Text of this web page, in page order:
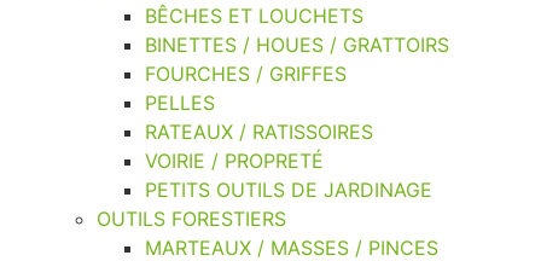
BÊCHES ET LOUCHETS
BINETTES / HOUES / GRATTOIRS
FOURCHES / GRIFFES
PELLES
RATEAUX / RATISSOIRES
VOIRIE / PROPRETÉ
PETITS OUTILS DE JARDINAGE
OUTILS FORESTIERS
MARTEAUX / MASSES / PINCES